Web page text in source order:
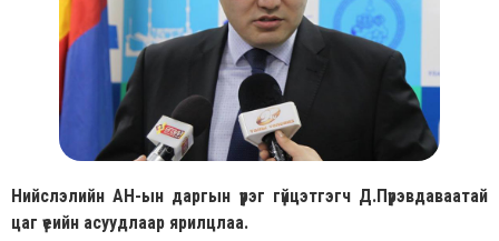
Нийслэлийн АН-ын даргын үүрэг гүйцэтгэгч Д.Пүрэвдаваатай
цаг үеийн асуудлаар ярилцлаа.